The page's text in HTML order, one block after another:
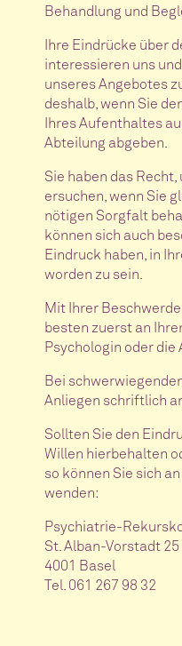
Behandlung und
Ihre Eindrücke über
interessieren uns
unseres Angebotes
deshalb, wenn Sie
Ihres Aufenthaltes
Abteilung abgeben.
Sie haben das
ersuchen, wenn Sie
nötigen Sorgfalt
können sich auch
Eindruck haben, in
worden zu sein.
Mit Ihrer
besten zuerst an
Psychologin oder die
Bei
Anliegen schriftlich
Sollten Sie den
Willen hierbehalten
so können Sie sich
wenden:
Psychiatrie-
St. Alban-Vorstadt 25
4001 Basel
Tel. 061 267 98 32